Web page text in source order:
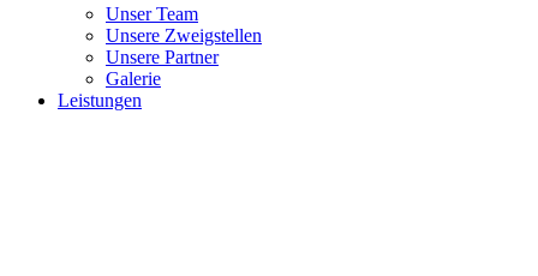
Unser Team
Unsere Zweigstellen
Unsere Partner
Galerie
Leistungen